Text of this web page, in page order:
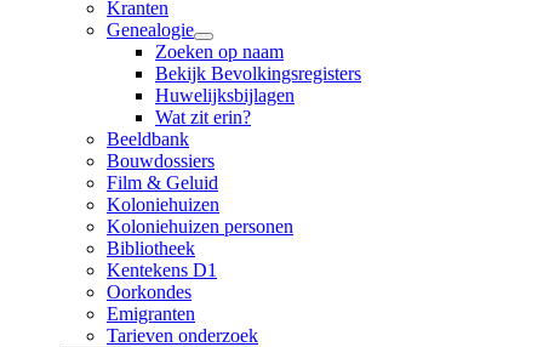
Kranten
Genealogie
Zoeken op naam
Bekijk Bevolkingsregisters
Huwelijksbijlagen
Wat zit erin?
Beeldbank
Bouwdossiers
Film & Geluid
Koloniehuizen
Koloniehuizen personen
Bibliotheek
Kentekens D1
Oorkondes
Emigranten
Tarieven onderzoek